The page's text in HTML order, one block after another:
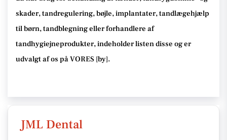
skader, tandregulering, bøjle, implantater, tandlægehjælp
til børn, tandblegning eller forhandlere af
tandhygiejneprodukter, indeholder listen disse og er
udvalgt af os på VORES [by].
JML Dental